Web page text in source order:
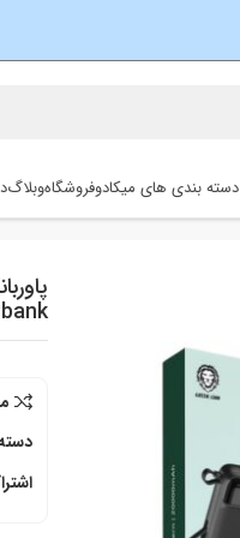
دسته بندی های میکادوفروشگاهوبلاگ